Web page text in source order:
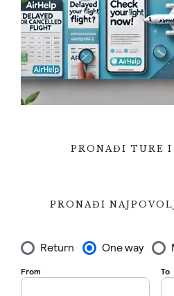
PRONAĐI TURE I
PRONAĐI